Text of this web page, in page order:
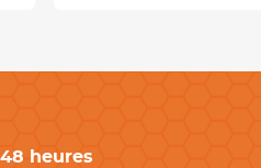
compatible
heures